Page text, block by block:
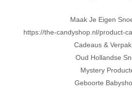
Maak Je Eigen
https://the-candyshop.nl/product-
Cadeaus &
Oud Hollandse
Mystery
Geboorte